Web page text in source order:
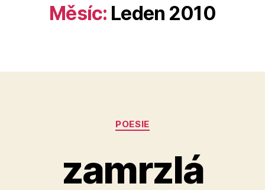
Měsíc: Leden 2010
Rubriky
POESIE
zamrzlá